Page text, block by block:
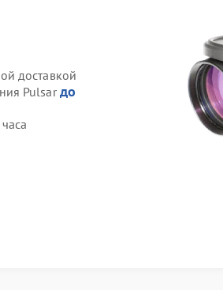
доставкой
Pulsarдо